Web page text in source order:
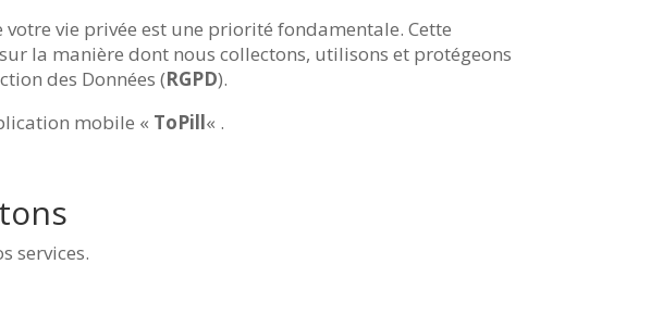
votre vie privée est une priorité fondamentale. Cette
la manière dont nous collectons, utilisons et protégeons
des Données (RGPD).
mobile « ToPill« .
services.